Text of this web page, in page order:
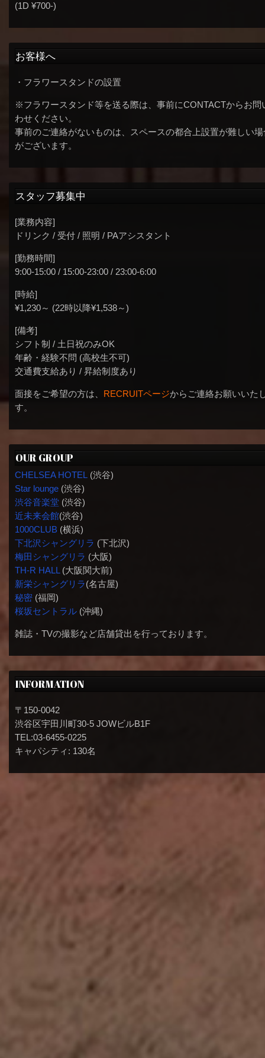
(1D ¥700-)
お客様へ
・フラワースタンドの設置
※フラワースタンド等を送る際は、事前にCONTACTからお問
わせください。
事前のご連絡がないものは、スペースの都合上設置が難しい場
がございます。
スタッフ募集中
[業務内容]
ドリンク / 受付 / 照明 / PAアシスタント
[勤務時間]
9:00-15:00 / 15:00-23:00 / 23:00-6:00
[時給]
¥1,230～ (22時以降¥1,538～)
[備考]
シフト制 / 土日祝のみOK
年齢・経験不問 (高校生不可)
交通費支給あり / 昇給制度あり
面接をご希望の方は、 RECRUITページからご連絡お願いいた
す。
OUR GROUP
CHELSEA HOTEL (渋谷)
Star lounge(渋谷)
渋谷音楽堂(渋谷)
近未来会館(渋谷)
1000CLUB(横浜)
下北沢シャングリラ (下北沢)
梅田シャングリラ (大阪)
TH-R HALL(大阪関大前)
新栄シャングリラ(名古屋)
秘密(福岡)
桜坂セントラル(沖縄)
雑誌・TVの撮影など店舗貸出を行っております。
INFORMATION
〒150-0042
渋谷区宇田川町30-5 JOWビルB1F
TEL:03-6455-0225
キャパシティ: 130名